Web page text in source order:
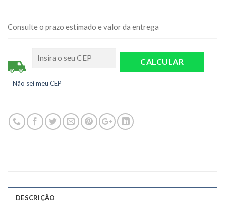
Consulte o prazo estimado e valor da entrega
Não sei meu CEP
DESCRIÇÃO